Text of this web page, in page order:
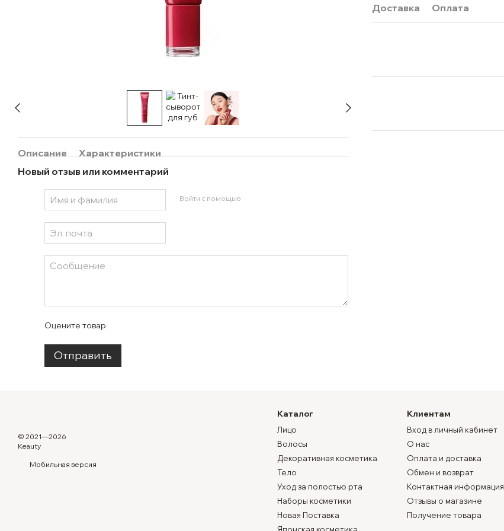
Описание
Характеристики
Новый отзыв или комментарий
Войти с помощью
Оцените товар
Отправить
Доставка Оплата
© 2021—2026
Keauty
Мобильная версия
Каталог
Лицо
Волосы
Декоративная косметика
Тело
Уход за полостью рта
Наборы косметики
Новая Поставка
Клиентам
Вход в личный кабинет
О нас
Оплата и доставка
Обмен и возврат
Контактная информация
Отзывы о магазине
Получение товара